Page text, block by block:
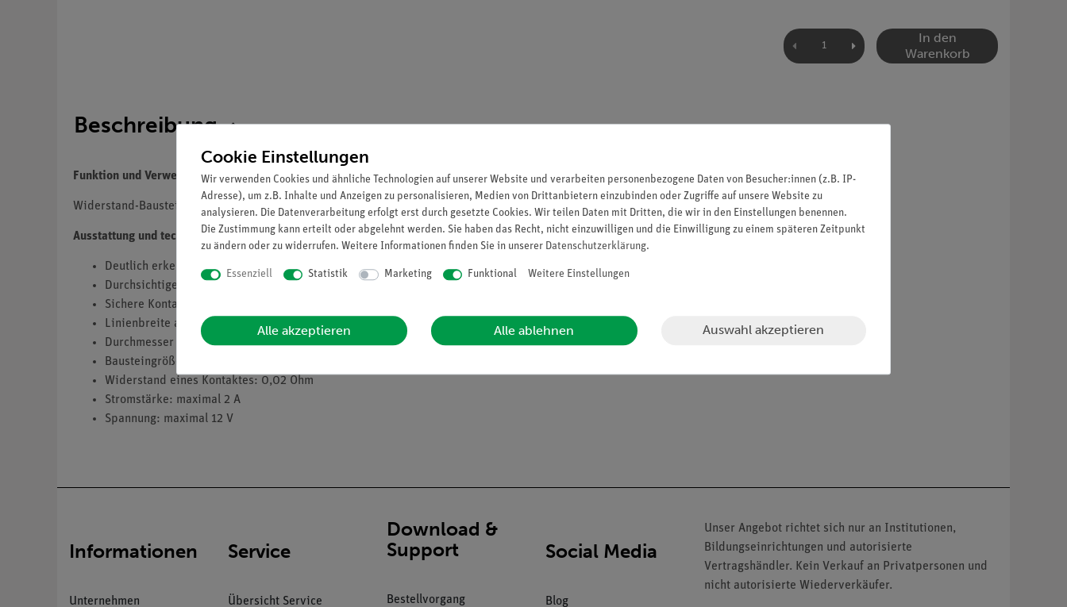
In den
Warenkorb
Beschreibung
Funktion und Verwendung
Widerstand-Baustein 1 kOhm zum Aufbau von Schaltbildern durch die Schüler.
Ausstattung und technische Daten
Deutlich erkennbares Schaltsymbol auf dem jeweiligen Baustein
Durchsichtige Bodenkappe ermöglicht das Kennenlernen von Bauteilen
Sichere Kontaktierung durch vergoldete, seitlich abgerundete Messingkontakte und puzzleartige Verzahnung der Bausteine
Linienbreite auf den Bausteinen: 2,5 mm
Durchmesser der Kontaktfläche: 2 mm
Bausteingröße (mm): 55 x 55 x 30
Widerstand eines Kontaktes: 0,02 Ohm
Stromstärke: maximal 2 A
Spannung: maximal 12 V
Informationen
Unternehmen
Service
Übersicht Service
Download &
Support
Bestellvorgang
Social Media
Blog
Unser Angebot richtet sich nur an Institutionen,
Bildungseinrichtungen und autorisierte
Vertragshändler. Kein Verkauf an Privatpersonen und
nicht autorisierte Wiederverkäufer.
Cookie Einstellungen
Wir verwenden Cookies und ähnliche Technologien auf unserer Website und verarbeiten personenbezogene Daten von Besucher:innen (z.B. IP-
Adresse), um z.B. Inhalte und Anzeigen zu personalisieren, Medien von Drittanbietern einzubinden oder Zugriffe auf unsere Website zu
analysieren. Die Datenverarbeitung erfolgt erst durch gesetzte Cookies. Wir teilen Daten mit Dritten, die wir in den Einstellungen benennen.
Die Zustimmung kann erteilt oder abgelehnt werden. Sie haben das Recht, nicht einzuwilligen und die Einwilligung zu einem späteren Zeitpunkt
zu ändern oder zu widerrufen. Weitere Informationen finden Sie in unserer Daten­schutz­erklärung.
Essenziell Statistik Marketing Funktional Weitere Einstellungen
Alle akzeptieren Alle ablehnen Auswahl akzeptieren